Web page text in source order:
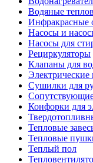
Водяные
Инфракрасные
Насосы и
Насосы для
Рециркуляторы
Клапаны для
Электрические
Сушилки для
Конфорки для
Тепловые
Тепловые
Теплый пол